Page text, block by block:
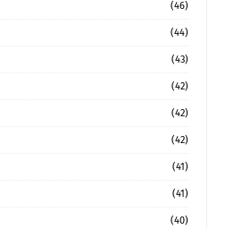
(46)
(44)
(43)
(42)
(42)
(42)
(41)
(41)
(40)